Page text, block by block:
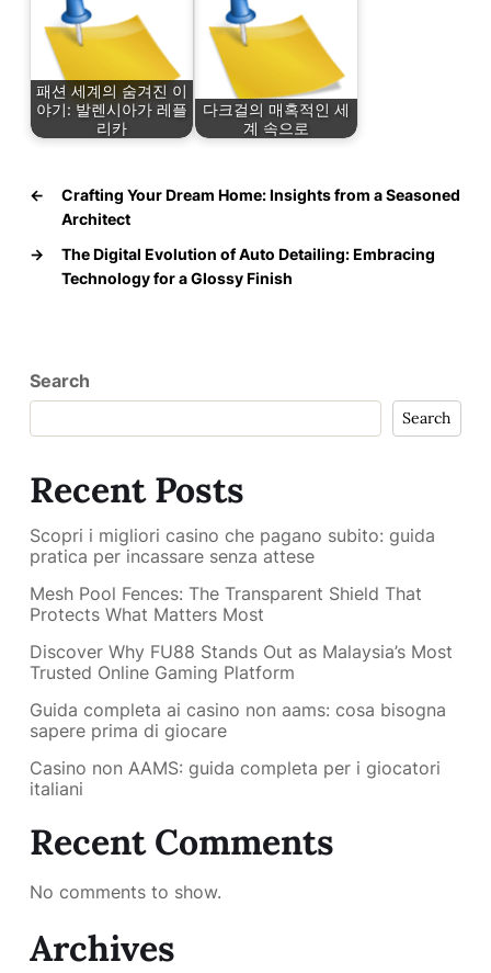
패션 세계의 숨겨진 이
야기: 발렌시아가 레플
리카
다크걸의 매혹적인 세
계 속으로
←
Crafting Your Dream Home: Insights from a Seasoned
Architect
→
The Digital Evolution of Auto Detailing: Embracing
Technology for a Glossy Finish
Search
Search
Recent Posts
Scopri i migliori casino che pagano subito: guida
pratica per incassare senza attese
Mesh Pool Fences: The Transparent Shield That
Protects What Matters Most
Discover Why FU88 Stands Out as Malaysia’s Most
Trusted Online Gaming Platform
Guida completa ai casino non aams: cosa bisogna
sapere prima di giocare
Casino non AAMS: guida completa per i giocatori
italiani
Recent Comments
No comments to show.
Archives